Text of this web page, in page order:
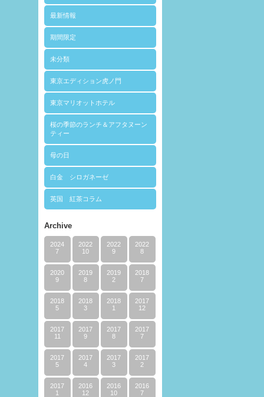
最新情報
期間限定
未分類
東京エディション虎ノ門
東京マリオットホテル
桜の季節のランチ＆アフタヌーン
ティー
母の日
白金 シロガネーゼ
英国 紅茶コラム
Archive
2024
7
2022
10
2022
9
2022
8
2020
9
2019
8
2019
2
2018
7
2018
5
2018
3
2018
1
2017
12
2017
11
2017
9
2017
8
2017
7
2017
5
2017
4
2017
3
2017
2
2017
1
2016
12
2016
10
2016
7